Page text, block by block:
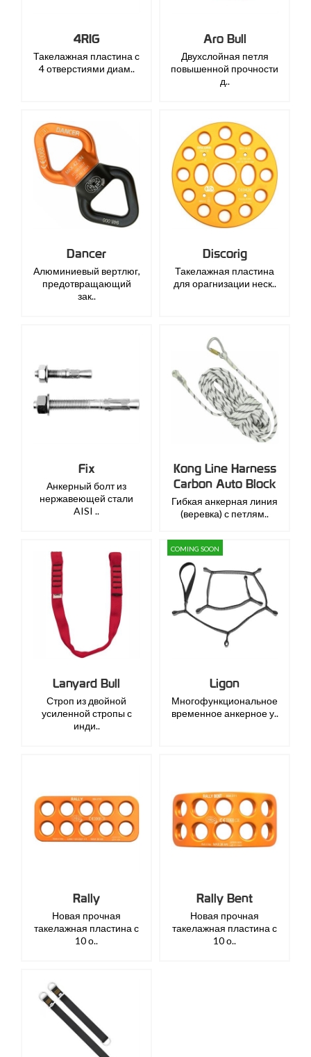
4RIG
Такелажная пластина с
4 отверстиями диам..
Aro Bull
Двухслойная петля
повышенной прочности
д..
Dancer
Алюминиевый вертлюг,
предотвращающий
зак..
Discorig
Такелажная пластина
для орагнизации неск..
Fix
Анкерный болт из
нержавеющей стали
AISI ..
Kong Line Harness
Carbon Auto Block
Гибкая анкерная линия
(веревка) с петлям..
Lanyard Bull
Строп из двойной
усиленной стропы с
инди..
COMING SOON
Ligon
Многофункциональное
временное анкерное у..
Rally
Новая прочная
такелажная пластина с
10 о..
Rally Bent
Новая прочная
такелажная пластина с
10 о..